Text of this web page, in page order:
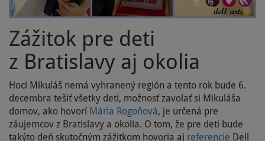
Zážitok pre deti
z Bratislavy aj okolia
Hoci Mikuláš nemá vyhranený región a tento rok bude 6.
decembra tešiť všetky deti, možnosť zavolať si Mikuláša
domov, ako hovorí Mária Rogoňová, je určená pre
záujemcov z Bratislavy a okolia. O tom, že pre deti bude
takýto deň skutočným zážitkom hovoria aj referencie Dell